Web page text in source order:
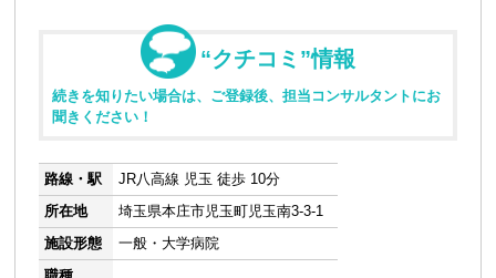
“クチコミ”情報
続きを知りたい場合は、ご登録後、担当コンサルタントにお
聞きください！
路線・駅
JR八高線 児玉 徒歩 10分
所在地
埼玉県本庄市児玉町児玉南3-3-1
施設形態
一般・大学病院